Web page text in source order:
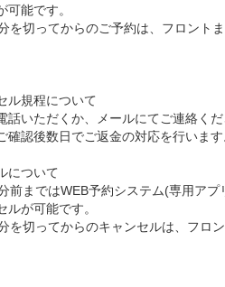
可能です。
を切ってからのご予約は、フロント
ル規程について
話いただくか、メールにてご連絡く
確認後数日でご返金の対応を行いま
について
前まではWEB予約システム(専用アプ
ルが可能です。
を切ってからのキャンセルは、フロ